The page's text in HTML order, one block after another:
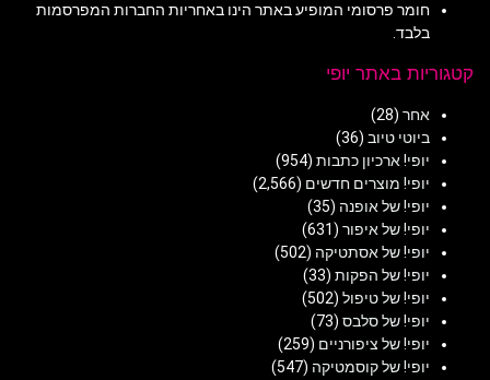
חומר פרסומי המופיע באתר הינו באחריות החברות המפרסמות
בלבד.
קטגוריות באתר יופי
אחר (28)
ביוטי טיוב (36)
יופי! ארכיון כתבות (954)
יופי! מוצרים חדשים (2,566)
יופי! של אופנה (35)
יופי! של איפור (631)
יופי! של אסתטיקה (502)
יופי! של הפקות (33)
יופי! של טיפול (502)
יופי! של סלבס (73)
יופי! של ציפורניים (259)
יופי! של קוסמטיקה (547)